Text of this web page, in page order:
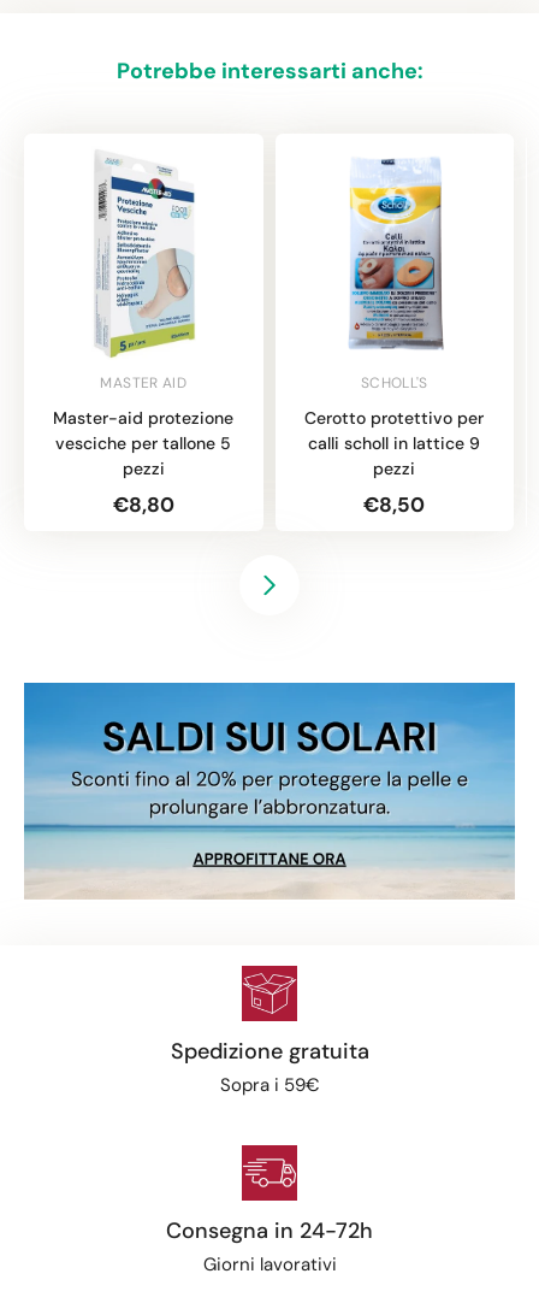
Potrebbe interessarti anche:
MASTER AID
Master-aid protezione
vesciche per tallone 5
pezzi
€8,80
SCHOLL'S
Cerotto protettivo per
calli scholl in lattice 9
pezzi
€8,50
Spedizione gratuita
Sopra i 59€
Consegna in 24-72h
Giorni lavorativi